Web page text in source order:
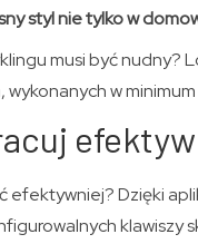
styl nie tylko w
musi być
w
efektywniej? Dzięki